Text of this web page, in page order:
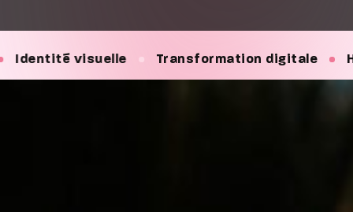
Transformation digitale Hébergement